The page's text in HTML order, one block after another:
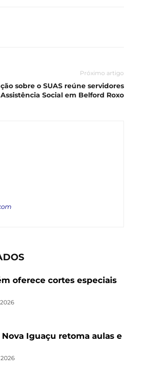
Próximo artigo
sobre o SUAS reúne servidores
Social em Belford Roxo
oferece cortes especiais
Iguaçu retoma aulas e